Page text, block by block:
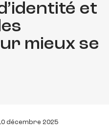
et
mieux se
décembre 2025